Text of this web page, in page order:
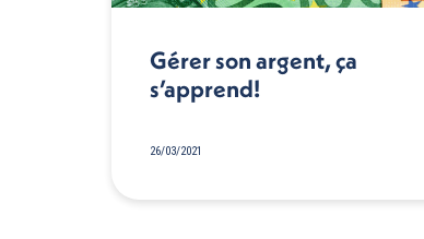
Gérer son argent, ça
s’apprend!
26/03/2021